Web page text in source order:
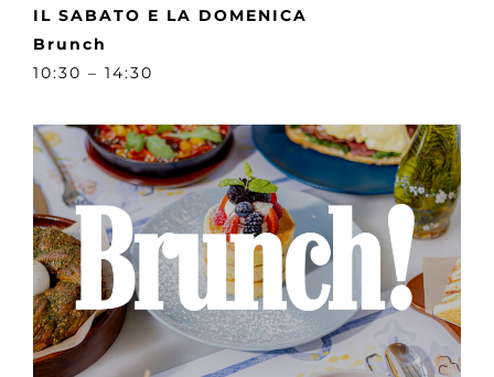
IL SABATO E LA DOMENICA
Brunch
10:30 – 14:30